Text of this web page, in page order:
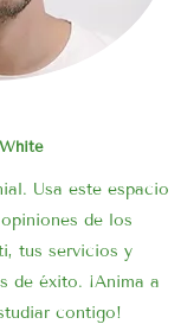
Usa este espacio
de los
tus servicios y
de éxito. ¡Anima a
contigo!